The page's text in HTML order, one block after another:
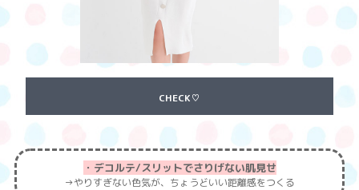
CHECK♡
・デコルテ/スリットでさりげない肌見せ
→やりすぎない色気が、ちょうどいい距離感をつくる